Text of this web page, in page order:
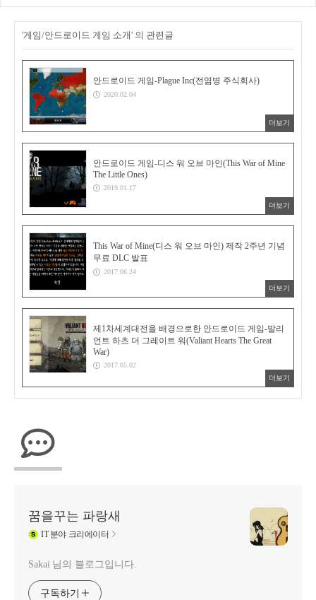
'게임/안드로이드 게임 소개' 의 관련글
안드로이드 게임-Plague Inc(전염병 주식회사)
2020.02.04
더보기
안드로이드 게임-디스 워 오브 마인(This War of Mine
The Little Ones)
2019.01.17
더보기
This War of Mine(디스 워 오브 마인) 제작 2주년 기념
무료 DLC 발표
2017.06.24
더보기
제1차세계대전을 배경으로한 안드로이드 게임-발리
언트 하츠 더 그레이트 워(Valiant Hearts The Great
War)
2017.05.02
더보기
꿈을꾸는 파랑새
IT분야 크리에이터
Sakai 님의 블로그입니다.
구독하기